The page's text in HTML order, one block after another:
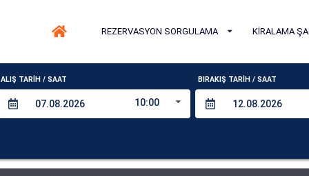
REZERVASYON SORGULAMA KİRALAMA
ALIŞ TARİH / SAAT
10:00
BIRAKIŞ TARİH / SAAT